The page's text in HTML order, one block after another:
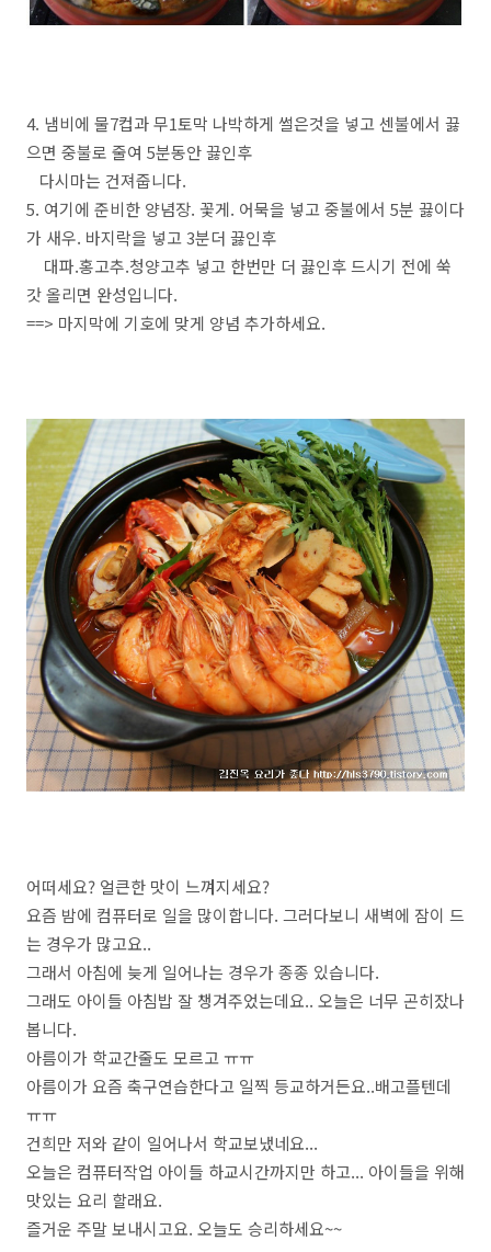
4. 냄비에 물7컵과 무1토막 나박하게 썰은것을 넣고 센불에서 끓
으면 중불로 줄여 5분동안 끓인후
다시마는 건져줍니다.
5. 여기에 준비한 양념장. 꽃게. 어묵을 넣고 중불에서 5분 끓이다
가 새우. 바지락을 넣고 3분더 끓인후
대파.홍고추.청양고추 넣고 한번만 더 끓인후 드시기 전에 쑥
갓 올리면 완성입니다.
==> 마지막에 기호에 맞게 양념 추가하세요.
어떠세요? 얼큰한 맛이 느껴지세요?
요즘 밤에 컴퓨터로 일을 많이합니다. 그러다보니 새벽에 잠이 드
는 경우가 많고요..
그래서 아침에 늦게 일어나는 경우가 종종 있습니다.
그래도 아이들 아침밥 잘 챙겨주었는데요.. 오늘은 너무 곤히잤나
봅니다.
아름이가 학교간줄도 모르고 ㅠㅠ
아름이가 요즘 축구연습한다고 일찍 등교하거든요..배고플텐데
ㅠㅠ
건희만 저와 같이 일어나서 학교보냈네요...
오늘은 컴퓨터작업 아이들 하교시간까지만 하고... 아이들을 위해
맛있는 요리 할래요.
즐거운 주말 보내시고요. 오늘도 승리하세요~~